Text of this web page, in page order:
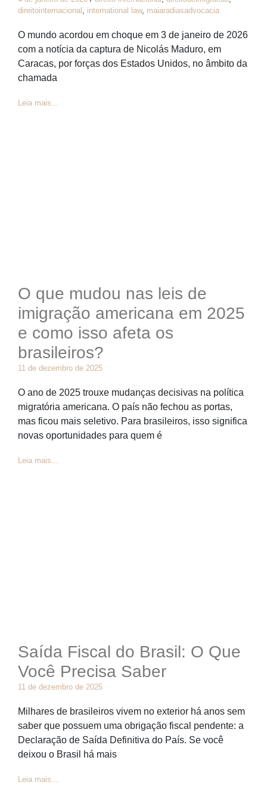
direitointernacional
international law, maiaradiasadvocacia
O mundo acordou em choque em 3 de janeiro de 2026
com a notícia da captura de Nicolás Maduro, em
Caracas, por forças dos Estados Unidos, no âmbito da
chamada
Leia mais...
O que mudou nas leis de
imigração americana em 2025
e como isso afeta os
brasileiros?
11 de dezembro de 2025
O ano de 2025 trouxe mudanças decisivas na política
migratória americana. O país não fechou as portas,
mas ficou mais seletivo. Para brasileiros, isso significa
novas oportunidades para quem é
Leia mais...
Saída Fiscal do Brasil: O Que
Você Precisa Saber
11 de dezembro de 2025
Milhares de brasileiros vivem no exterior há anos sem
saber que possuem uma obrigação fiscal pendente: a
Declaração de Saída Definitiva do País. Se você
deixou o Brasil há mais
Leia mais...